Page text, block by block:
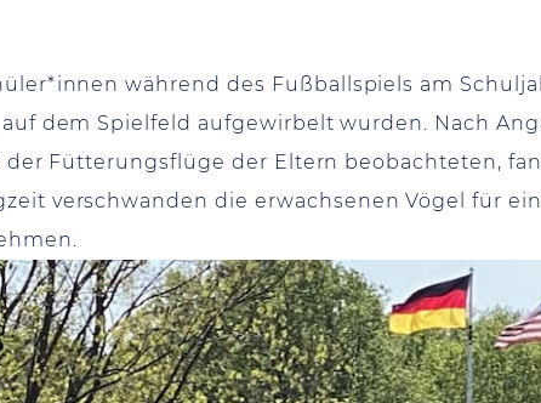
während des Fußballspiels am
dem Spielfeld aufgewirbelt wurden. Nach
Fütterungsflüge der Eltern beobachteten,
verschwanden die erwachsenen Vögel für